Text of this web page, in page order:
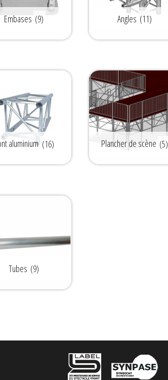
Embases (9) Angles (11)
aluminium (16) Plancher de scène (5)
Tubes (9)